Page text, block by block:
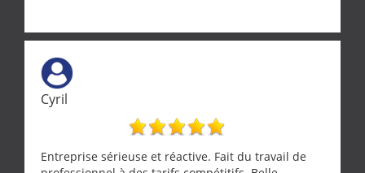
Cyril
Entreprise sérieuse et réactive. Fait du travail de